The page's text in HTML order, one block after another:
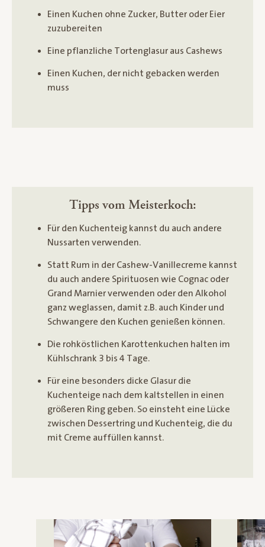
Einen Kuchen ohne Zucker, Butter oder Eier
zuzubereiten
Eine pflanzliche Tortenglasur aus Cashews
Einen Kuchen, der nicht gebacken werden
muss
Tipps vom Meisterkoch:
Für den Kuchenteig kannst du auch andere
Nussarten verwenden.
Statt Rum in der Cashew-Vanillecreme kannst
du auch andere Spirituosen wie Cognac oder
Grand Marnier verwenden oder den Alkohol
ganz weglassen, damit z.B. auch Kinder und
Schwangere den Kuchen genießen können.
Die rohköstlichen Karottenkuchen halten im
Kühlschrank 3 bis 4 Tage.
Für eine besonders dicke Glasur die
Kuchenteige nach dem kaltstellen in einen
größeren Ring geben. So einsteht eine Lücke
zwischen Dessertring und Kuchenteig, die du
mit Creme auffüllen kannst.